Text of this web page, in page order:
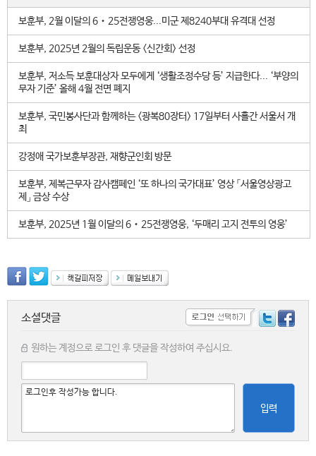
보훈부, 2월 이달의 6‧25전쟁영웅...미군 제8240부대 유격대 선정
보훈부, 2025년 2월의 독립운동 <신간회> 선정
보훈부, 저소득 보훈대상자 모두에게 ‘생활조정수당 등’ 지급한다... ‘부양의
무자 기준’ 올해 4월 전면 폐지
보훈부, 국민봉사단과 함께하는 <광복80장터> 17일부터 사흘간 서울서 개
최
강정애 국가보훈부장관, 재향군인회 방문
보훈부, 제복근무자 감사캠페인 ‘또 하나의 국가대표’ 영상 「서울영상광고
제」 금상 수상
보훈부, 2025년 1월 이달의 6‧25전쟁영웅, ‘두매리 고지 전투의 영웅’
소셜댓글
원하는 계정으로 로그인 후 댓글을 작성하여 주십시요.
입력